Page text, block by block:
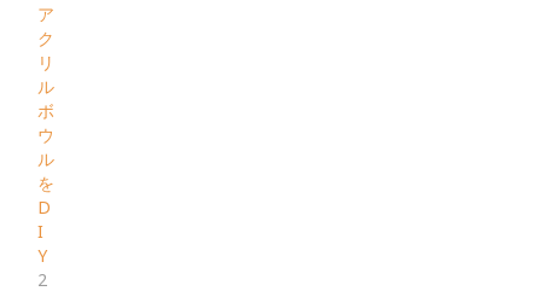
ア
ク
リ
ル
ボ
ウ
ル
を
D
I
Y
2